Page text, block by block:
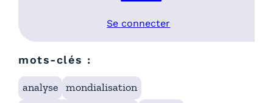
Se connecter
mots-clés :
analyse
mondialisation